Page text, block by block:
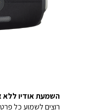
השמעת אודיו ללא
רוצים לשמוע כל